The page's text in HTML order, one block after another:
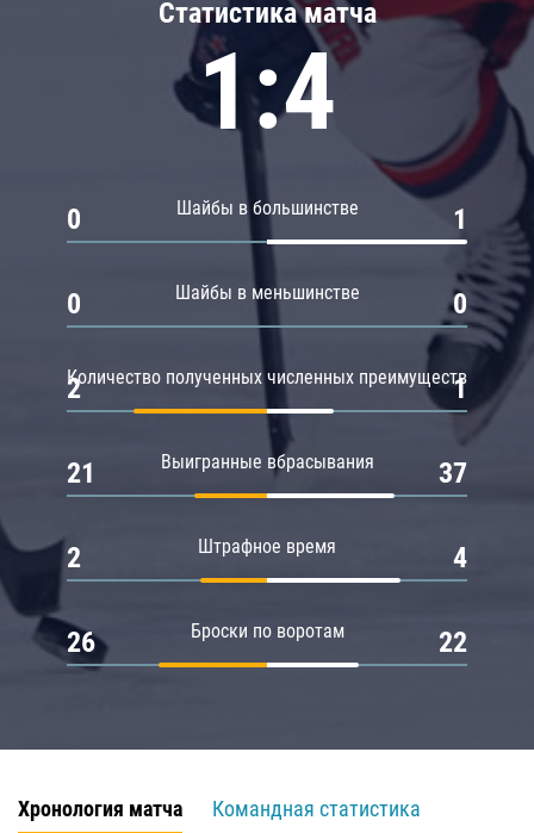
Статистика матча
1:4
Шайбы в большинстве
0 1
Шайбы в меньшинстве
0 0
Количество полученных численных преимуществ
2 1
Выигранные вбрасывания
21 37
Штрафное время
2 4
Броски по воротам
26 22
Хронология матча
Командная статистика